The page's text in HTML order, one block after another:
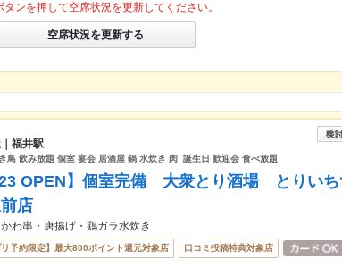
タンを押して空席状況を更新してください。
空席状況を更新する
福井駅
鳥 飲み放題 個室 宴会 居酒屋 鍋 水炊き 肉 誕生日 歓迎会 食べ放題
23 OPEN】個室完備 大衆とり酒場 とりい
店
わ串・唐揚げ・鶏ガラ水炊き
リ予約限定】最大800ポイント還元対象店 口コミ投稿特典対象店